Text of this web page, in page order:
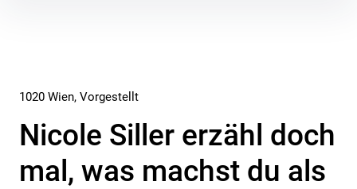
1020 Wien Vorgestellt
Nicole Siller erzähl doch
mal, was machst du als